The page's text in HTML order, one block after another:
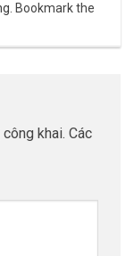
. Bookmark the
khai. Các